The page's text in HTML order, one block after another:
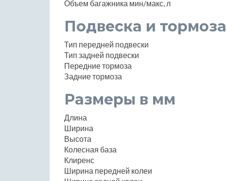
Объем багажника мин/макс, л
Подвеска и тормоза
Тип передней подвески
Тип задней подвески
Передние тормоза
Задние тормоза
Размеры в мм
Длина
Ширина
Высота
Колесная база
Клиренс
Ширина передней колеи